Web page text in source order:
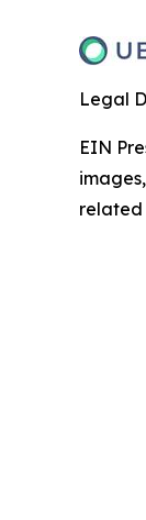
Legal
EIN
related